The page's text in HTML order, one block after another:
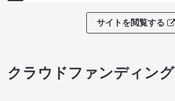
サイトを閲覧する
クラウドファンディング